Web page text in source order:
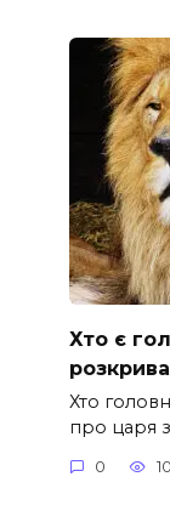
Хто є
Хто
про царя
0 10